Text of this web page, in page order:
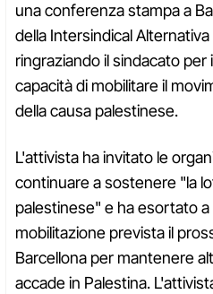
una conferenza stampa a
della Intersindical
ringraziando il sindacato
capacità di mobilitare il
della causa palestinese.
L'attivista ha invitato le
continuare a sostenere "la
palestinese" e ha esortato
mobilitazione prevista il
Barcellona per mantenere
accade in Palestina.